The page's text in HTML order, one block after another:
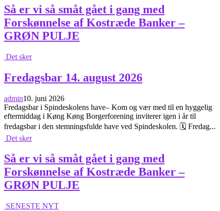
Så er vi så småt gået i gang med
Forskønnelse af Kostræde Banker –
GRØN PULJE
Det sker
Fredagsbar 14. august 2026
admin10. juni 2026
Fredagsbar i Spindeskolens have– Kom og vær med til en hyggelig
eftermiddag i Køng Køng Borgerforening inviterer igen i år til
fredagsbar i den stemningsfulde have ved Spindeskolen. 🗓 Fredag...
Det sker
Så er vi så småt gået i gang med
Forskønnelse af Kostræde Banker –
GRØN PULJE
SENESTE NYT